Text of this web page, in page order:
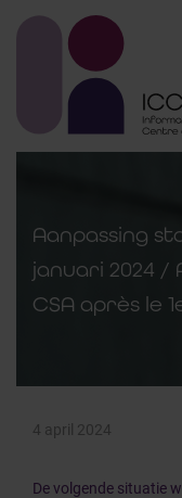
Aanpassing
januari 2024 /
CSA après le
4 april 2024
De volgende situatie